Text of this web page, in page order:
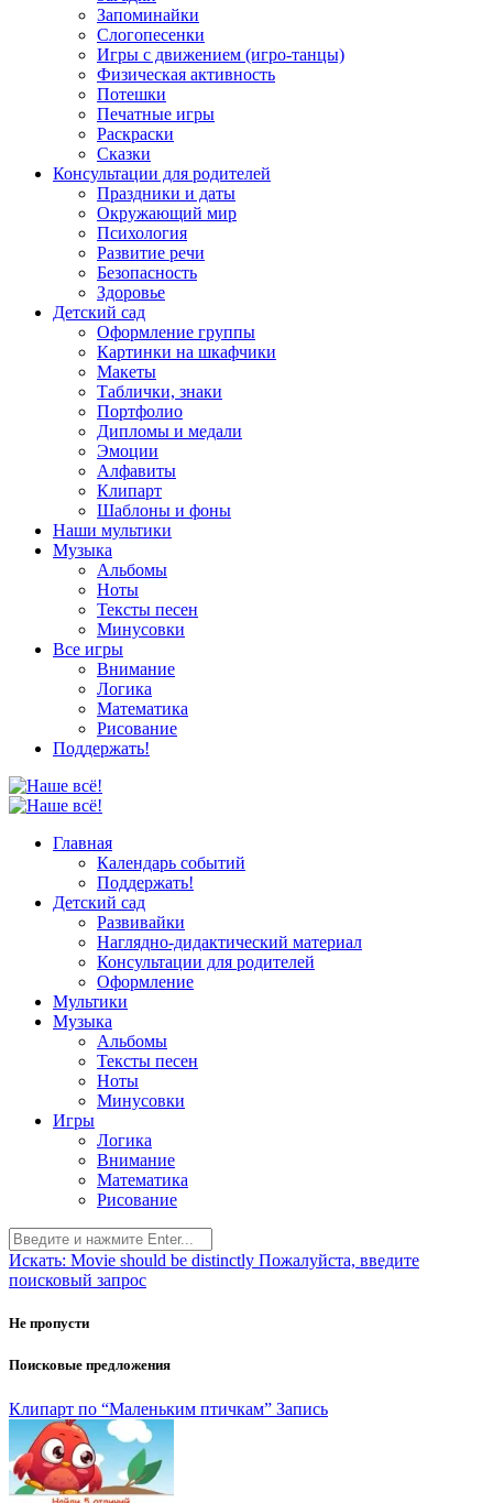
Запоминайки
Слогопесенки
Игры с движением (игро-танцы)
Физическая активность
Потешки
Печатные игры
Раскраски
Сказки
Консультации для родителей
Праздники и даты
Окружающий мир
Психология
Развитие речи
Безопасность
Здоровье
Детский сад
Оформление группы
Картинки на шкафчики
Макеты
Таблички, знаки
Портфолио
Дипломы и медали
Эмоции
Алфавиты
Клипарт
Шаблоны и фоны
Наши мультики
Музыка
Альбомы
Ноты
Тексты песен
Минусовки
Все игры
Внимание
Логика
Математика
Рисование
Поддержать!
Главная
Календарь событий
Поддержать!
Детский сад
Развивайки
Наглядно-дидактический материал
Консультации для родителей
Оформление
Мультики
Музыка
Альбомы
Тексты песен
Ноты
Минусовки
Игры
Логика
Внимание
Математика
Рисование
Искать: Movie should be distinctly Пожалуйста, введите
поисковый запрос
Не пропусти
Поисковые предложения
Клипарт по “Маленьким птичкам” Запись